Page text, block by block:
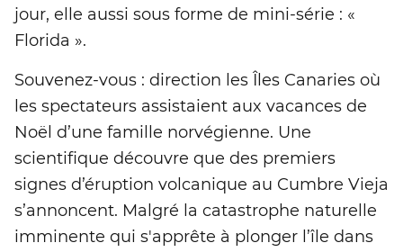
jour, elle aussi sous forme de mini-série : «
Florida ».
Souvenez-vous : direction les Îles Canaries où
les spectateurs assistaient aux vacances de
Noël d’une famille norvégienne. Une
scientifique découvre que des premiers
signes d’éruption volcanique au Cumbre Vieja
s’annoncent. Malgré la catastrophe naturelle
imminente qui s'apprête à plonger l’île dans